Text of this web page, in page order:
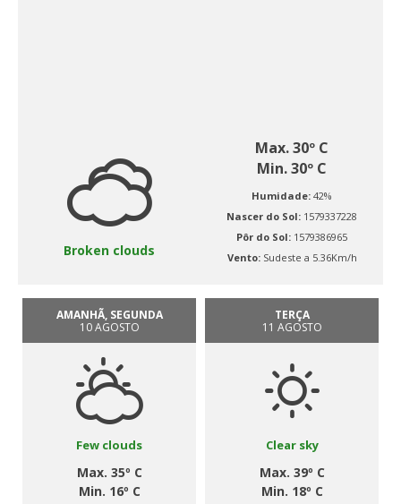
Broken clouds
Max. 30º C
Min. 30º C
Humidade: 42%
Nascer do Sol: 1579337228
Pôr do Sol: 1579386965
Vento: Sudeste a 5.36Km/h
AMANHÃ, SEGUNDA
10 AGOSTO
Few clouds
Max. 35º C
Min. 16º C
TERÇA
11 AGOSTO
Clear sky
Max. 39º C
Min. 18º C